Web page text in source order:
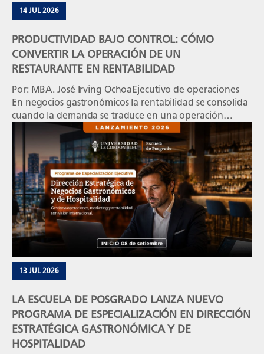
14 JUL 2026
PRODUCTIVIDAD BAJO CONTROL: CÓMO
CONVERTIR LA OPERACIÓN DE UN
RESTAURANTE EN RENTABILIDAD
Por: MBA. José Irving OchoaEjecutivo de operaciones
En negocios gastronómicos la rentabilidad se consolida
cuando la demanda se traduce en una operación
planificada, estandarizada y medible, capaz de sostener
la calidad, el servicio y el margen. La rentabilidad se
define en la operación Un restaurante puede registrar
un alto volumen de ventas y, aun así, […]
13 JUL 2026
LA ESCUELA DE POSGRADO LANZA NUEVO
PROGRAMA DE ESPECIALIZACIÓN EN DIRECCIÓN
ESTRATÉGICA GASTRONÓMICA Y DE
HOSPITALIDAD